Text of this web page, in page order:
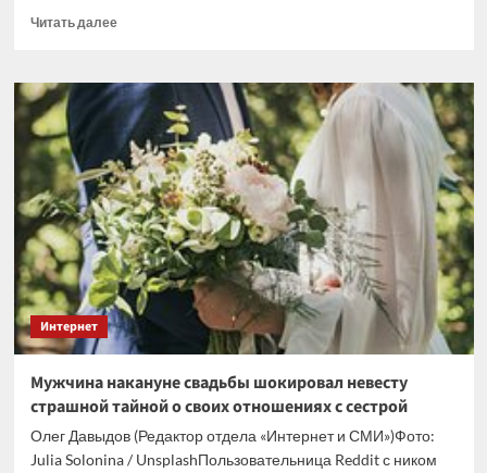
Читать далееПрочитать
Канада
развернет
загоризонтный
радар
для
контроля
Арктики
к
2029
году
Интернет
Мужчина накануне свадьбы шокировал невесту
страшной тайной о своих отношениях с сестрой
Олег Давыдов (Редактор отдела «Интернет и СМИ»)Фото:
Julia Solonina / UnsplashПользовательница Reddit с ником